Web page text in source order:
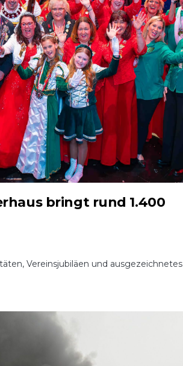
bringt rund 1.400
Vereinsjubiläen und ausgezeichnetes